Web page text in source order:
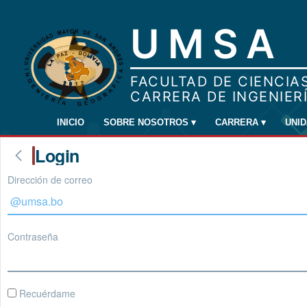
INICIO SOBRE NOSOTROS ▾ CARRERA ▾
Login
Dirección de correo
Contraseña
Recuérdame